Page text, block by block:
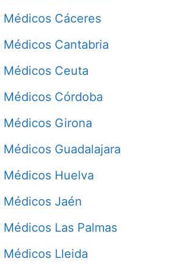
Médicos Cáceres
Médicos Cantabria
Médicos Ceuta
Médicos Córdoba
Médicos Girona
Médicos Guadalajara
Médicos Huelva
Médicos Jaén
Médicos Las Palmas
Médicos Lleida